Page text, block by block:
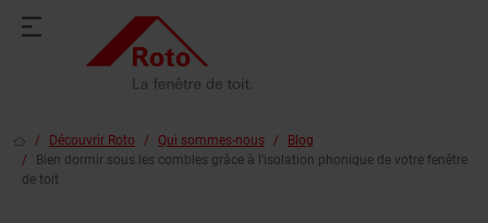
Découvrir Roto Qui sommes-nous
Blog
Bien dormir sous les combles grâce à l'isolation phonique de votre fenêtre
de toit